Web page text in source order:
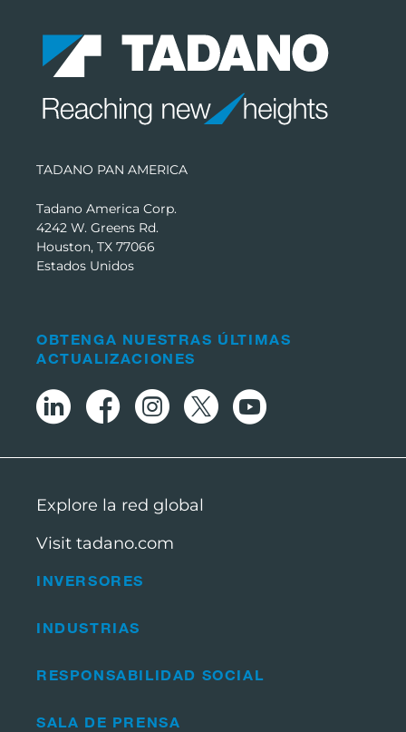
TADANO PAN AMERICA
Tadano America Corp.
4242 W. Greens Rd.
Houston, TX 77066
Estados Unidos
INVERSORES
INDUSTRIAS
RESPONSABILIDAD SOCIAL
SALA DE PRENSA
OBTENGA NUESTRAS ÚLTIMAS
ACTUALIZACIONES
Explore la red global
Visit tadano.com